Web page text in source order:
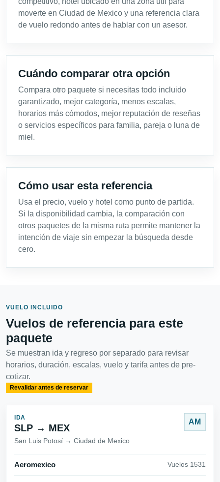
moverte en Ciudad de Mexico y una referencia clara
de vuelo redondo antes de hablar con un asesor.
Cuándo comparar otra opción
Compara otro paquete si necesitas todo incluido
garantizado, mejor categoría, menos escalas,
horarios más cómodos, mejor reputación de reseñas
o servicios específicos para familia, pareja o luna de
miel.
Cómo usar esta referencia
Usa el precio, vuelo y hotel como punto de partida.
Si la disponibilidad cambia, la comparación con
otros paquetes de la misma ruta permite mantener la
intención de viaje sin empezar la búsqueda desde
cero.
VUELO INCLUIDO
Vuelos de referencia para este
paquete
Se muestran ida y regreso por separado para revisar
horarios, duración, escalas, vuelo y tarifa antes de pre-
cotizar.
Revalidar antes de reservar
IDA
SLP → MEX
San Luis Potosí → Ciudad de Mexico
AM
Aeromexico Vuelos 1531